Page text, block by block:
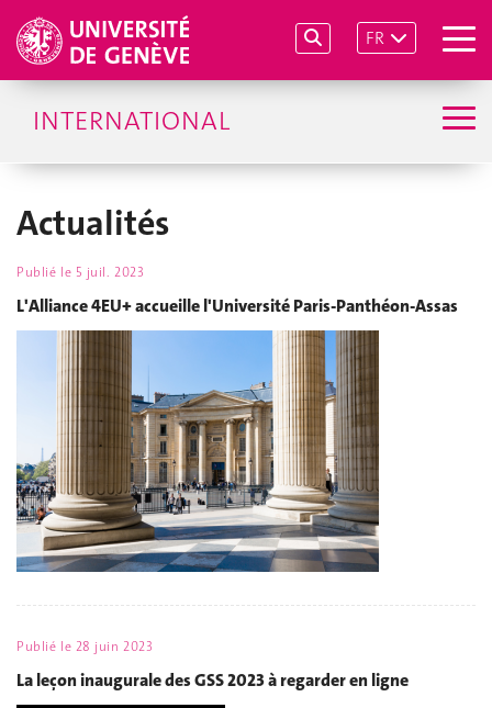
FR
INTERNATIONAL
Actualités
Publié le 5 juil. 2023
L'Alliance 4EU+ accueille l'Université Paris-Panthéon-Assas
Publié le 28 juin 2023
La leçon inaugurale des GSS 2023 à regarder en ligne